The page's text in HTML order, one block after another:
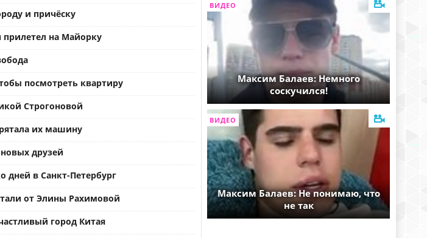
и причёску
на Майорку
посмотреть квартиру
Строгоновой
их машину
друзей
дней в Санкт-Петербург
от Элины Рахимовой
город Китая
ВИДЕО
Максим Балаев: Немного
соскучился!
ВИДЕО
Максим Балаев: Не понимаю, что
не так